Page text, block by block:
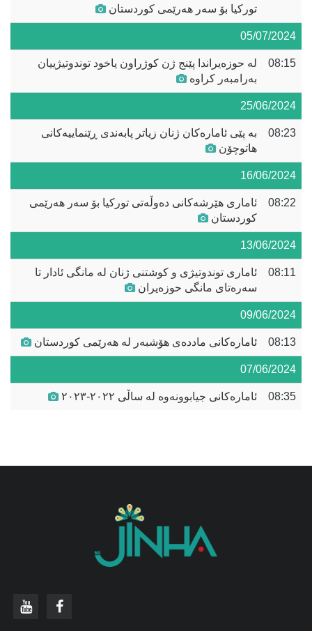
تورکیا بۆ سەر هەرێمی کوردستان
05/07/2024
08:15
لە حوزەیراندا پێنج ژن کوژراون یاخود توندوتیژییان
بەرامبەر کراوە
25/06/2024
08:23
بە پێی ئامارەکان ژنان زیاتر پابەندی ڕێنماییەکانی
هاتوچۆن
16/06/2024
08:22
ئاماری هێرشەکانی دەوڵەتی تورکیا بۆ سەر هەرێمی
کوردستان
13/06/2024
08:11
ئاماری توندوتیژی و کوشتنی ژنان لە مانگی ئادار تا
سەرەتای مانگی حوزەیران
09/06/2024
08:13 ئامارەکانی ماددەی هۆشبەر لە هەرێمی کوردستان
07/06/2024
08:35 ئامارەکانی جیابوونەوە لە ساڵی ٢٠٢٢-٢٠٢٣